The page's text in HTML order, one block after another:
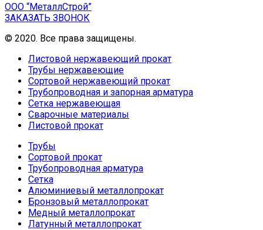
ООО “МеталлСтрой”
ЗАКАЗАТЬ ЗВОНОК
© 2020. Все права защищены.
Листовой нержавеющий прокат
Трубы нержавеющие
Сортовой нержавеющий прокат
Трубопроводная и запорная арматура
Сетка нержавеющая
Сварочные материалы
Листовой прокат
Трубы
Сортовой прокат
Трубопроводная арматура
Сетка
Алюминиевый металлопрокат
Бронзовый металлопрокат
Медный металлопрокат
Латунный металлопрокат